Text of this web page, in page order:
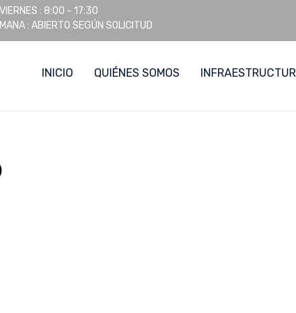
: 8:00 - 17:30
: ABIERTO SEGÚN SOLICITUD
INICIO QUIÉNES SOMOS